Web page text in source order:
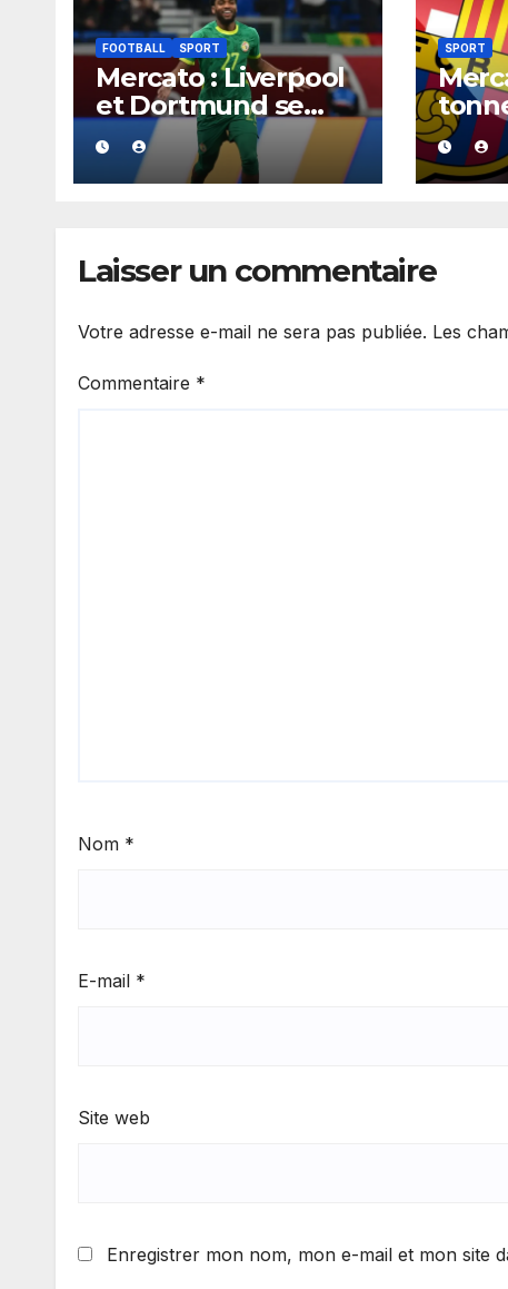
FOOTBALL SPORT
Mercato : Liverpool
et Dortmund se
positionnent en
favoris pour
recruter Ibrahim
SPORT
Laisser un commentaire
Votre adresse e-mail ne sera pas publiée. Les
Commentaire *
Nom *
E-mail *
Site web
Enregistrer mon nom, mon e-mail et mon site